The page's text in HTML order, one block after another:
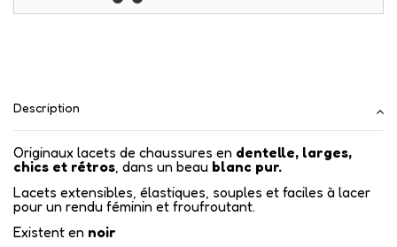
Description
Originaux lacets de chaussures en dentelle, larges,
chics et rétros, dans un beau blanc pur.
Lacets extensibles, élastiques, souples et faciles à lacer
pour un rendu féminin et froufroutant.
Existent en noir